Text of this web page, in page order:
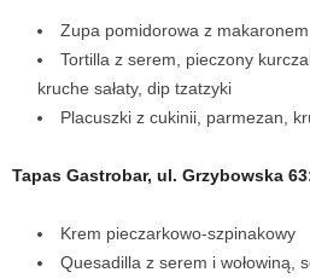
Zupa pomidorowa z makaronem
Tortilla z serem, pieczony
kruche sałaty, dip tzatzyki
Placuszki z cukinii, parmezan,
Tapas Gastrobar, ul. Grzybowska
Krem pieczarkowo-szpinakowy
Quesadilla z serem i wołowiną,